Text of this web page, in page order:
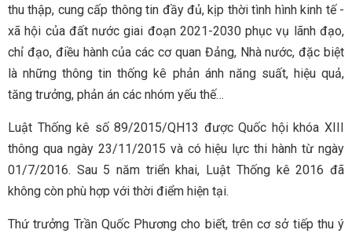
thu thập, cung cấp thông tin đầy đủ, kịp thời tình hình kinh tế -
xã hội của đất nước giai đoạn 2021-2030 phục vụ lãnh đạo,
chỉ đạo, điều hành của các cơ quan Đảng, Nhà nước, đặc biệt
là những thông tin thống kê phản ánh năng suất, hiệu quả,
tăng trưởng, phản án các nhóm yếu thế…
Luật Thống kê số 89/2015/QH13 được Quốc hội khóa XIII
thông qua ngày 23/11/2015 và có hiệu lực thi hành từ ngày
01/7/2016. Sau 5 năm triển khai, Luật Thống kê 2016 đã
không còn phù hợp với thời điểm hiện tại.
Thứ trưởng Trần Quốc Phương cho biết, trên cơ sở tiếp thu ý